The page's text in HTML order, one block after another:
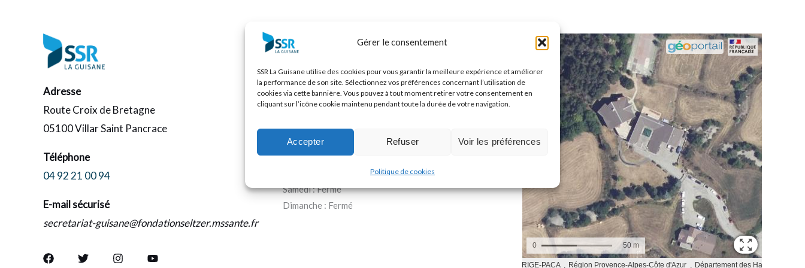
Gérer le consentement
SSR La Guisane utilise des cookies pour vous garantir la meilleure expérience et améliorer
la performance de son site. Sélectionnez vos préférences concernant l’utilisation de
cookies via cette bannière. Vous pouvez à tout moment retirer votre consentement en
cliquant sur l’icône cookie maintenu pendant toute la durée de votre navigation.
Accepter Refuser Voir les préférences
Politique de cookies
Adresse
Route Croix de Bretagne
05100 Villar Saint Pancrace
Téléphone
04 92 21 00 94
E-mail sécurisé
secretariat-guisane@fondationseltzer.mssante.fr
Horaires d’ouverture du
standard administratif
Lundi : 9:00/12:00 – 14:00/17:00
Mercredi : 9:00/12:00 – 14:00/17:00
Jeudi : 9:00/12:00 – 14:00/17:00
Vendredi : 9:00/12:00 – 14:00/17:00
Samedi : Fermé
Dimanche : Fermé